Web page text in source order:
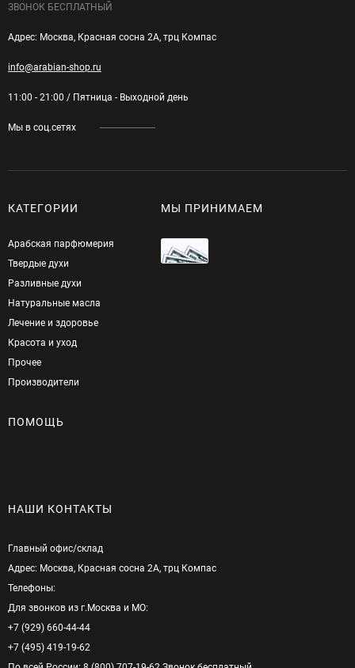
ЗВОНОК БЕСПЛАТНЫЙ
Адрес: Москва, Красная сосна 2А, трц Компас
info@arabian-shop.ru
11:00 - 21:00 / Пятница - Выходной день
Мы в соц.сетях
КАТЕГОРИИ
Арабская парфюмерия
Твердые духи
Разливные духи
Натуральные масла
Лечение и здоровье
Красота и уход
Прочее
Производители
МЫ ПРИНИМАЕМ
ПОМОЩЬ
НАШИ КОНТАКТЫ
Главный офис/cклад
Адрес: Москва, Красная сосна 2А, трц Компас
Телефоны:
Для звонков из г.Москва и МО:
+7 (929) 660-44-44
+7 (495) 419-19-62